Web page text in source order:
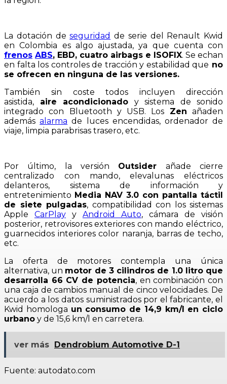
La dotación deseguridad de serie del Renault Kwid
en Colombia es algo ajustada, ya que cuenta con
frenos ABS, EBD, cuatro airbags e ISOFIX. Se echan
en falta los controles de tracción y estabilidad que no
se ofrecen en ninguna de las versiones.
También sin coste todos incluyen dirección
asistida, aire acondicionado y sistema de sonido
integrado con Bluetooth y USB. Los Zen añaden
ademásalarma de luces encendidas, ordenador de
viaje, limpia parabrisas trasero, etc.
Por último, la versión Outsider añade cierre
centralizado con mando, elevalunas eléctricos
delanteros, sistema de información y
entretenimiento Media NAV 3.0 con pantalla táctil
de siete pulgadas, compatibilidad con los sistemas
Apple CarPlay y Android Auto, cámara de visión
posterior, retrovisores exteriores con mando eléctrico,
guarnecidos interiores color naranja, barras de techo,
etc.
La oferta de motores contempla una única
alternativa, un motor de 3 cilindros de 1.0 litro que
desarrolla 66 CV de potencia, en combinación con
una caja de cambios manual de cinco velocidades. De
acuerdo a los datos suministrados por el fabricante, el
Kwid homologa un consumo de 14,9 km/l en ciclo
urbano y de 15,6 km/l en carretera.
ver más Dendrobium Automotive D-1
Fuente: autodato.com